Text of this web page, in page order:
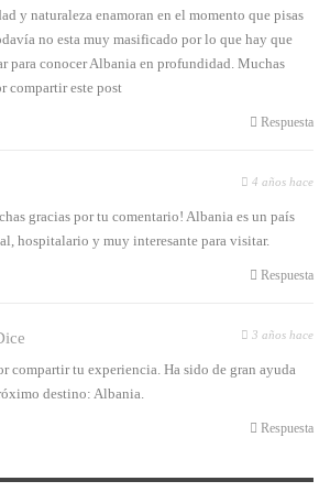
y naturaleza enamoran en el momento que pisas
no esta muy masificado por lo que hay que
para conocer Albania en profundidad. Muchas
compartir este post
Respuesta
4 años hace
gracias por tu comentario! Albania es un país
hospitalario y muy interesante para visitar.
Respuesta
3 años hace
compartir tu experiencia. Ha sido de gran ayuda
destino: Albania.
Respuesta